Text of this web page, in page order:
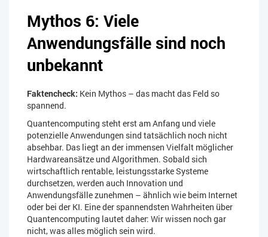
Mythos 6: Viele
Anwendungsfälle sind noch
unbekannt
Faktencheck: Kein Mythos – das macht das Feld so
spannend.
Quantencomputing steht erst am Anfang und viele
potenzielle Anwendungen sind tatsächlich noch nicht
absehbar. Das liegt an der immensen Vielfalt möglicher
Hardwareansätze und Algorithmen. Sobald sich
wirtschaftlich rentable, leistungsstarke Systeme
durchsetzen, werden auch Innovation und
Anwendungsfälle zunehmen – ähnlich wie beim Internet
oder bei der KI. Eine der spannendsten Wahrheiten über
Quantencomputing lautet daher: Wir wissen noch gar
nicht, was alles möglich sein wird.